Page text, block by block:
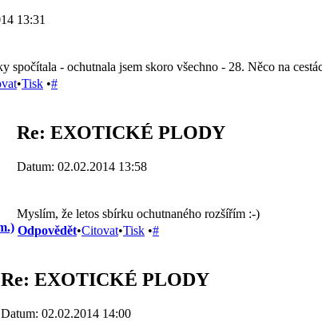
13:31
spočítala - ochutnala jsem skoro všechno - 28. Něco na
•Tisk •#
Re: EXOTICKÉ PLODY
Datum: 02.02.2014 13:58
Myslím, že letos sbírku ochutnaného rozšířím :-)
Odpovědět•Citovat•Tisk •#
Re: EXOTICKÉ PLODY
Datum: 02.02.2014 14:00